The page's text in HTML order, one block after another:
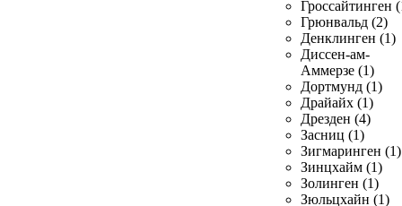
Гроссайтинген
Грюнвальд (2)
Денклинген (1)
Диссен-ам-
Аммерзе (1)
Дортмунд (1)
Драйайх (1)
Дрезден (4)
Засниц (1)
Зигмаринген (1)
Зинцхайм (1)
Золинген (1)
Зюльцхайн (1)